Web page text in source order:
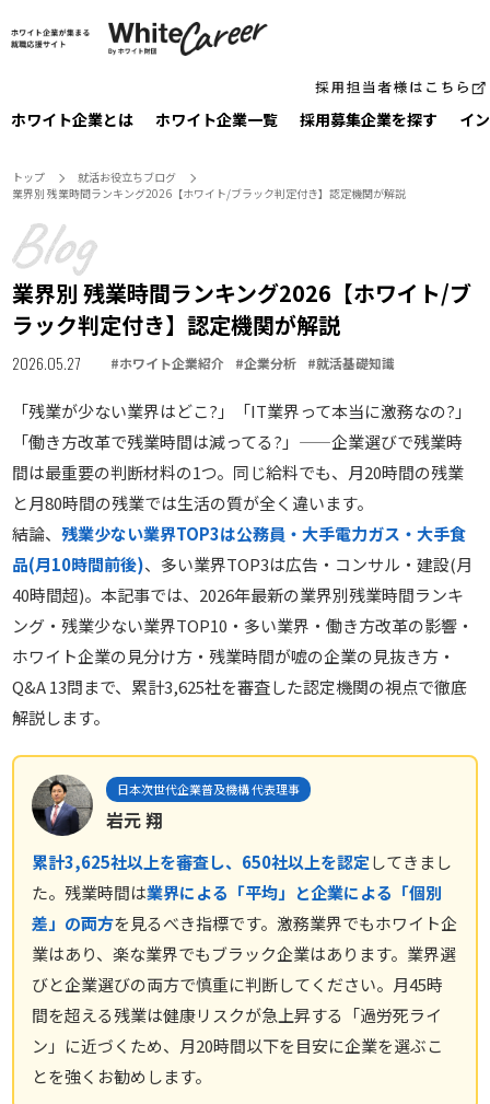
ホワイト企業とは ホワイト企業一覧 採⽤募集企業を探す イ
トップ
就活お役⽴ちブログ
業界別 残業時間ランキング2026【ホワイト/ブラック判定付き】認定機関が解説
業界別 残業時間ランキング2026【ホワイト/ブ
ラック判定付き】認定機関が解説
2026.05.27 #ホワイト企業紹介 #企業分析 #就活基礎知識
「残業が少ない業界はどこ?」「IT業界って本当に激務なの?」
「働き方改革で残業時間は減ってる?」——企業選びで残業時
間は最重要の判断材料の1つ。同じ給料でも、月20時間の残業
と月80時間の残業では生活の質が全く違います。
結論、残業少ない業界TOP3は公務員・大手電力ガス・大手食
品(月10時間前後)、多い業界TOP3は広告・コンサル・建設(月
40時間超)。本記事では、2026年最新の業界別残業時間ランキ
ング・残業少ない業界TOP10・多い業界・働き方改革の影響・
ホワイト企業の見分け方・残業時間が嘘の企業の見抜き方・
Q&A 13問まで、累計3,625社を審査した認定機関の視点で徹底
解説します。
日本次世代企業普及機構 代表理事
岩元 翔
累計3,625社以上を審査し、650社以上を認定してきまし
た。残業時間は業界による「平均」と企業による「個別
差」の両方を見るべき指標です。激務業界でもホワイト企
業はあり、楽な業界でもブラック企業はあります。業界選
びと企業選びの両方で慎重に判断してください。月45時
間を超える残業は健康リスクが急上昇する「過労死ライ
ン」に近づくため、月20時間以下を目安に企業を選ぶこ
とを強くお勧めします。